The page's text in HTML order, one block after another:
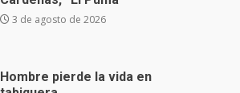
Emboscada a policías en Yuriria